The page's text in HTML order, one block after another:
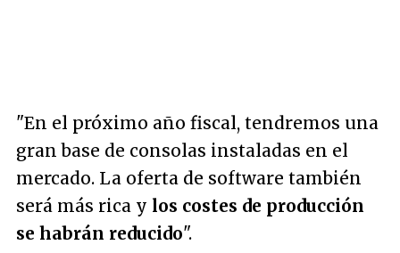
"En el próximo año fiscal, tendremos una
gran base de consolas instaladas en el
mercado. La oferta de software también
será más rica y los costes de producción
se habrán reducido".